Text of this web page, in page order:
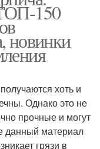
150
новинки
хоть и
Однако это не
прочные и могут
данный материал
грязи в